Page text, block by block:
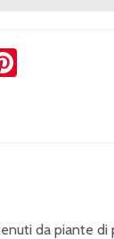
Pinterest
da piante